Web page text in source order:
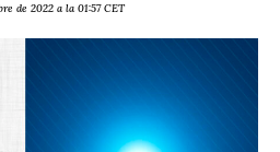
de 2022 a la 01:57 CET